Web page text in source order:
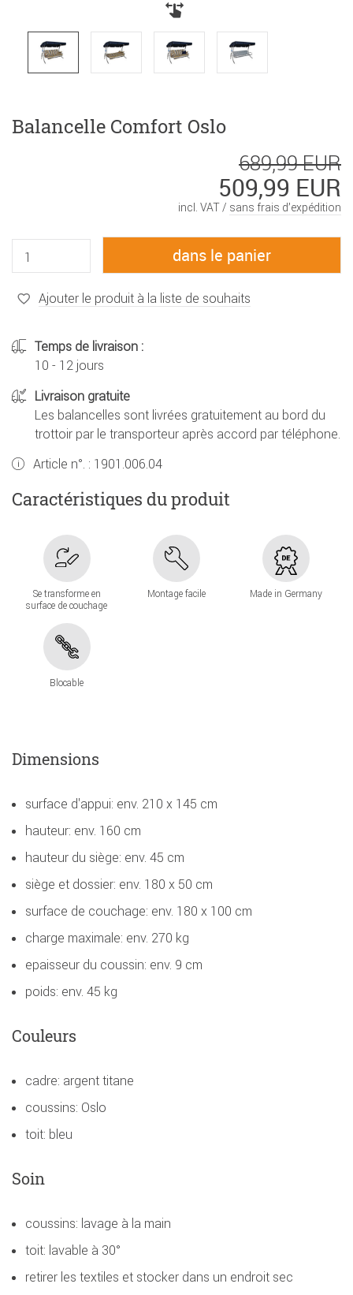
Balancelle Comfort Oslo
689,99 EUR
509,99 EUR
incl. VAT / sans frais d’expédition
Ajouter le produit à la liste de souhaits
Temps de livraison :
10 - 12 jours
Livraison gratuite
Les balancelles sont livrées gratuitement au bord du
trottoir par le transporteur après accord par téléphone.
Article n°. : 1901.006.04
Caractéristiques du produit
Se transforme en
surface de couchage
Montage facile Made in Germany
Blocable
Dimensions
surface d'appui: env. 210 x 145 cm
hauteur: env. 160 cm
hauteur du siège: env. 45 cm
siège et dossier: env. 180 x 50 cm
surface de couchage: env. 180 x 100 cm
charge maximale: env. 270 kg
epaisseur du coussin: env. 9 cm
poids: env. 45 kg
Couleurs
cadre: argent titane
coussins: Oslo
toit: bleu
Soin
coussins: lavage à la main
toit: lavable à 30°
retirer les textiles et stocker dans un endroit sec